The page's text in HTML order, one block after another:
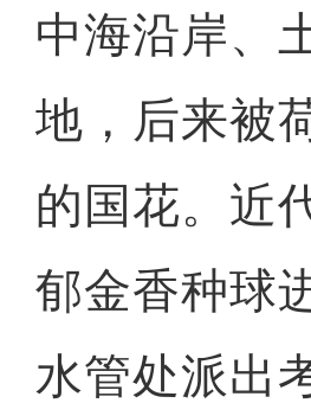
中海沿岸、
地，后来被
的国花。近
郁金香种球
水管处派出